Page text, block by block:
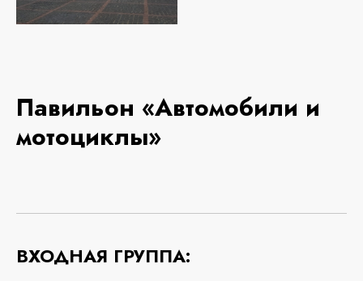
Павильон «Автомобили и
мотоциклы»
ВХОДНАЯ ГРУППА: